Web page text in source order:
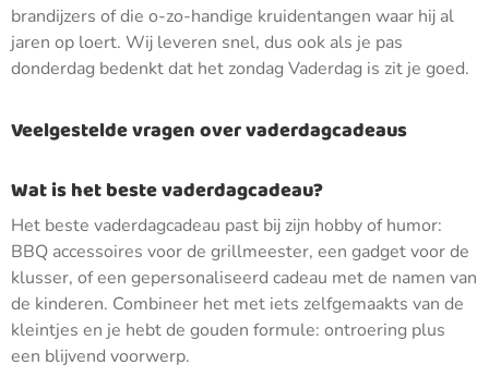
brandijzers of die o-zo-handige kruidentangen waar hij al
jaren op loert. Wij leveren snel, dus ook als je pas
donderdag bedenkt dat het zondag Vaderdag is zit je goed.
Veelgestelde vragen over vaderdagcadeaus
Wat is het beste vaderdagcadeau?
Het beste vaderdagcadeau past bij zijn hobby of humor:
BBQ accessoires voor de grillmeester, een gadget voor de
klusser, of een gepersonaliseerd cadeau met de namen van
de kinderen. Combineer het met iets zelfgemaakts van de
kleintjes en je hebt de gouden formule: ontroering plus
een blijvend voorwerp.